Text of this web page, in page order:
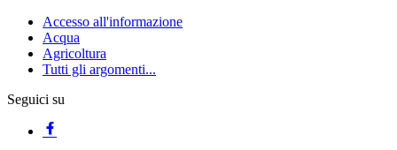
Accesso all'informazione
Acqua
Agricoltura
Tutti gli argomenti...
Seguici su